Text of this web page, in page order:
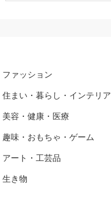
ファッション
住まい・暮らし・インテリア
美容・健康・医療
趣味・おもちゃ・ゲーム
アート・工芸品
生き物